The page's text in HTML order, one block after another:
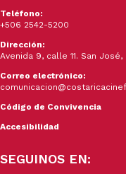
Teléfono:
+506 2542-5200
Dirección:
Avenida 9, calle 11. San José,
Correo electrónico:
Código de Convivencia
Accesibilidad
SEGUINOS EN: